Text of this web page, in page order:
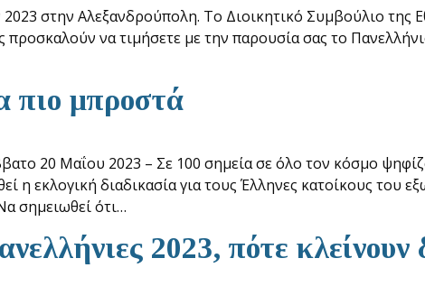
στην Αλεξανδρούπολη. Το Διοικητικό Συμβούλιο της
να τιμήσετε με την παρουσία σας το
πιο μπροστά
20 Μαΐου 2023 – Σε 100 σημεία σε όλο τον κόσμο
η εκλογική διαδικασία για τους Έλληνες κατοίκους του
σημειωθεί ότι…
2023, πότε